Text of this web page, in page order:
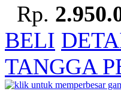
Rp.
BELI
TANGGA